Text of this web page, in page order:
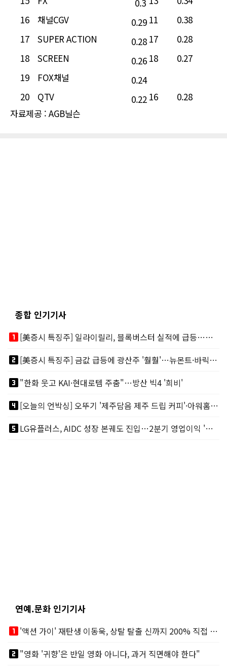
0.3
16
채널CGV 0.29 11
0.38
17
SUPER ACTION 0.28 17
0.28
18
SCREEN 0.26 18
0.27
19
FOX채널
0.24
20
QTV 0.22 16
0.28
자료제공 : AGB닐슨
종합 인기기사
looks_one
[美증시 특징주] 일라이릴리, 블록버스터 실적에 급등…마운자로 매출 폭발
looks_two
[美증시 특징주] 금값 급등에 광산주 '훨훨'…뉴몬트·바릭마이닝 주도
looks_3"한화 웃고 KAI·현대로템 주춤"…방산 빅4 '희비'
looks_4
[오늘의 언박싱] 오뚜기 '제주담음 제주 드립 커피'·아워홈 ‘갓석박지’ 外
looks_5
LG유플러스, AIDC 성장 본궤도 진입…2분기 영업이익 '역대 최대'
연예.문화 인기기사
looks_one
'액션 가이' 재탄생 이동욱, 상탈 탈출 신까지 200% 직접 소화
looks_two"영화 '귀향'은 반일 영화 아니다, 과거 직면해야 한다"